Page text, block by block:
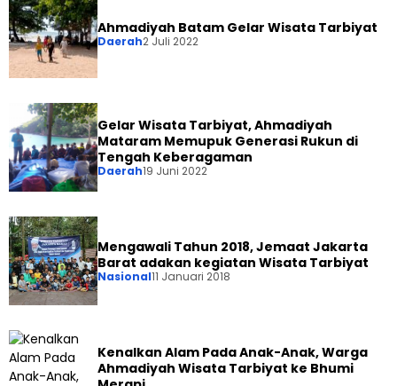
Ahmadiyah Batam Gelar Wisata Tarbiyat
Daerah2 Juli 2022
Gelar Wisata Tarbiyat, Ahmadiyah
Mataram Memupuk Generasi Rukun di
Tengah Keberagaman
Daerah19 Juni 2022
Mengawali Tahun 2018, Jemaat Jakarta
Barat adakan kegiatan Wisata Tarbiyat
Nasional11 Januari 2018
Kenalkan Alam Pada Anak-Anak, Warga
Ahmadiyah Wisata Tarbiyat ke Bhumi